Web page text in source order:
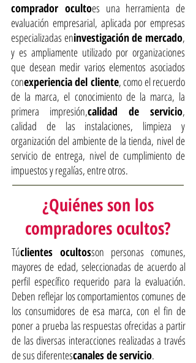
comprador ocultoes una herramienta de
evaluación empresarial, aplicada por empresas
especializadas eninvestigación de mercado,
y es ampliamente utilizado por organizaciones
que desean medir varios elementos asociados
conexperiencia del cliente, como el recuerdo
de la marca, el conocimiento de la marca, la
primera impresión,calidad de servicio,
calidad de las instalaciones, limpieza y
organización del ambiente de la tienda, nivel de
servicio de entrega, nivel de cumplimiento de
impuestos y regalías, entre otros.
¿Quiénes son los
compradores ocultos?
Túclientes ocultosson personas comunes,
mayores de edad, seleccionadas de acuerdo al
perfil específico requerido para la evaluación.
Deben reflejar los comportamientos comunes de
los consumidores de esa marca, con el fin de
poner a prueba las respuestas ofrecidas a partir
de las diversas interacciones realizadas a través
de sus diferentescanales de servicio.